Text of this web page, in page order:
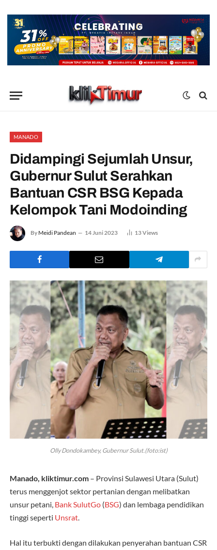
MANADO
Didampingi Sejumlah Unsur,
Gubernur Sulut Serahkan
Bantuan CSR BSG Kepada
Kelompok Tani Modoinding
By Meidi Pandean 14 Juni 2023 13Views
Olly Dondokambey, Gubernur Sulut.(foto:ist)
Manado, kliktimur.com – Provinsi Sulawesi Utara (Sulut)
terus menggenjot sektor pertanian dengan melibatkan
unsur petani, Bank SulutGo (BSG) dan lembaga pendidikan
tinggi seperti Unsrat.
Hal itu terbukti dengan dilakukan penyerahan bantuan CSR